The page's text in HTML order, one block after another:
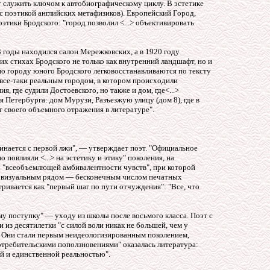
ключом к автобиографическому циклу. В эстетике
поэтикой английских метафизиков). Европейский Город,
Бродского: "город позволил <...> объективировать
находился салон Мережковских, а в 1920 году
стихах Бродского не только как внутренний ландшафт, но и
юного Бродского легковосстанавливаются по тексту
таки реальным городом, в котором происходили
где судили Достоевского, но также и дом, где<...>
Петербурга: дом Мурузи, Разъезжую улицу (дом 8), где в
своего объемного отражения в литературе".
с первой лжи", — утверждает поэт. "Официальное
<...> на эстетику и этику" поколения, на
амбивалентности чувств", при которой
рядом — бесконечным числом печатных
как "первый шаг по пути отчуждения": "Все, что
поступку" — уходу из школы после восьмого класса. Поэт с
десятилетки "с силой воли никак не большей, чем у
стали первым неидеологизированным поколением,
поползновениями" оказалась литература:
и единственной реальностью".